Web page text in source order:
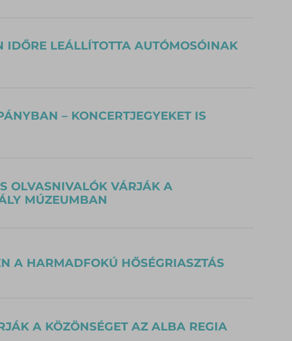
LEÁLLÍTOTTA AUTÓMOSÓINAK
– KONCERTJEGYEKET IS
OLVASNIVALÓK VÁRJÁK A
MÚZEUMBAN
A HARMADFOKÚ HŐSÉGRIASZTÁS
A KÖZÖNSÉGET AZ ALBA REGIA